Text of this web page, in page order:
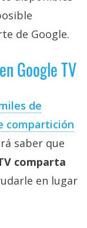
de Google.
Google TV
de
compartición
saber que
comparta
en lugar